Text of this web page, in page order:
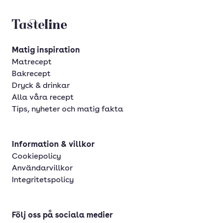
Tasteline startsida
Matig inspiration
Matrecept
Bakrecept
Dryck & drinkar
Alla våra recept
Tips, nyheter och matig fakta
Information & villkor
Cookiepolicy
Användarvillkor
Integritetspolicy
Följ oss på sociala medier